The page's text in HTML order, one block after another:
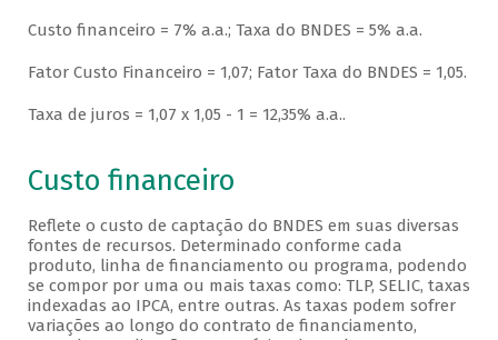
Custo financeiro = 7% a.a.; Taxa do BNDES = 5% a.a.
Fator Custo Financeiro = 1,07; Fator Taxa do BNDES = 1,05.
Taxa de juros = 1,07 x 1,05 - 1 = 12,35% a.a..
Custo financeiro
Reflete o custo de captação do BNDES em suas diversas
fontes de recursos. Determinado conforme cada
produto, linha de financiamento ou programa, podendo
se compor por uma ou mais taxas como: TLP, SELIC, taxas
indexadas ao IPCA, entre outras. As taxas podem sofrer
variações ao longo do contrato de financiamento,